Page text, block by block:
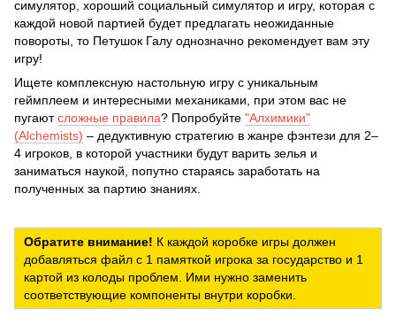
симулятор, хороший социальный симулятор и игру, которая с
каждой новой партией будет предлагать неожиданные
повороты, то Петушок Галу однозначно рекомендует вам эту
игру!
Ищете комплексную настольную игру с уникальным
геймплеем и интересными механиками, при этом вас не
пугаютсложные правила? Попробуйте "Алхимики"
(Alchemists) – дедуктивную стратегию в жанре фэнтези для 2–
4 игроков, в которой участники будут варить зелья и
заниматься наукой, попутно стараясь заработать на
полученных за партию знаниях.
Обратите внимание! К каждой коробке игры должен
добавляться файл с 1 памяткой игрока за государство и 1
картой из колоды проблем. Ими нужно заменить
соответствующие компоненты внутри коробки.